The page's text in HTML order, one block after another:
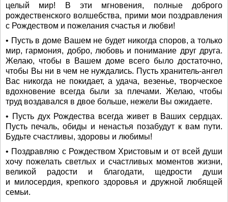
целый мир! В эти мгновения, полные доброго
рождественского волшебства, прими мои поздравления
с Рождеством и пожелания счастья и любви!
• Пусть в доме Вашем не будет никогда споров, а только
мир, гармония, добро, любовь и понимание друг друга.
Желаю, чтобы в Вашем доме всего было достаточно,
чтобы Вы ни в чем не нуждались. Пусть хранитель-ангел
Вас никогда не покидает, а удача, везенье, творческое
вдохновение всегда были за плечами. Желаю, чтобы
труд воздавался в двое больше, нежели Вы ожидаете.
• Пусть дух Рождества всегда живет в Ваших сердцах.
Пусть печаль, обиды и ненастья позабудут к вам пути.
Будьте счастливы, здоровы и любимы!
• Поздравляю с Рождеством Христовым и от всей души
хочу пожелать светлых и счастливых моментов жизни,
великой радости и благодати, щедрости души
и милосердия, крепкого здоровья и дружной любящей
семьи.